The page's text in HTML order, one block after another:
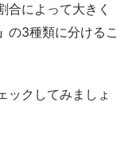
合によって大きく
の3種類に分けるこ
ックしてみましょ